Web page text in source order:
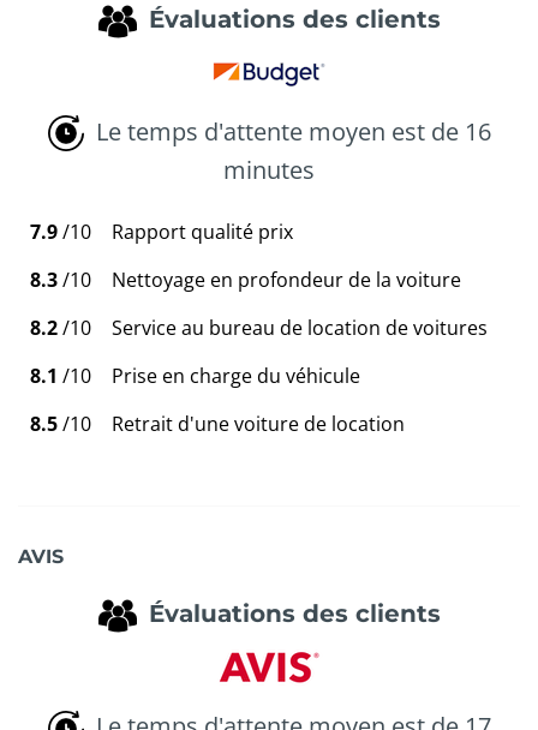
Évaluations des clients
Le temps d'attente moyen est de 16
minutes
7.9/10
Rapport qualité prix
8.3/10
Nettoyage en profondeur de la voiture
8.2/10
Service au bureau de location de voitures
8.1 /10
Prise en charge du véhicule
8.5/10 Retrait d'une voiture de location
AVIS
Évaluations des clients